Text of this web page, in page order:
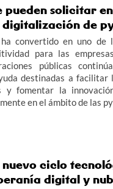
pueden solicitar
de
convertido en uno de
para las
públicas
destinadas a facilitar
y fomentar la
en el ámbito de las
ciclo
digital y